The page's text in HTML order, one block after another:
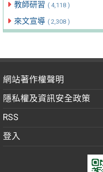
教師研習 ( 4,118 )
來文宣導 ( 2,308 )
網站著作權聲明
隱私權及資訊安全政策
RSS
登入